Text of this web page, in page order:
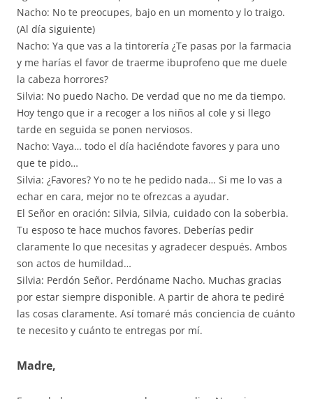
Nacho: No te preocupes, bajo en un momento y lo traigo.
(Al día siguiente)
Nacho: Ya que vas a la tintorería ¿Te pasas por la farmacia
y me harías el favor de traerme ibuprofeno que me duele
la cabeza horrores?
Silvia: No puedo Nacho. De verdad que no me da tiempo.
Hoy tengo que ir a recoger a los niños al cole y si llego
tarde en seguida se ponen nerviosos.
Nacho: Vaya… todo el día haciéndote favores y para uno
que te pido…
Silvia: ¿Favores? Yo no te he pedido nada… Si me lo vas a
echar en cara, mejor no te ofrezcas a ayudar.
El Señor en oración: Silvia, Silvia, cuidado con la soberbia.
Tu esposo te hace muchos favores. Deberías pedir
claramente lo que necesitas y agradecer después. Ambos
son actos de humildad…
Silvia: Perdón Señor. Perdóname Nacho. Muchas gracias
por estar siempre disponible. A partir de ahora te pediré
las cosas claramente. Así tomaré más conciencia de cuánto
te necesito y cuánto te entregas por mí.
Madre,